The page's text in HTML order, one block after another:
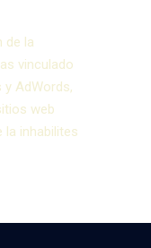
de la
vinculado
AdWords,
web
la inhabilites